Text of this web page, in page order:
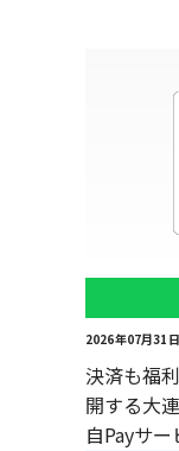
2026年07月31日
決済も福
開する大
自Payサ